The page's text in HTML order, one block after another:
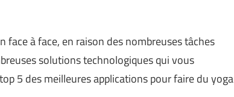
face à face, en raison des nombreuses tâches
solutions technologiques qui vous
5 des meilleures applications pour faire du yoga